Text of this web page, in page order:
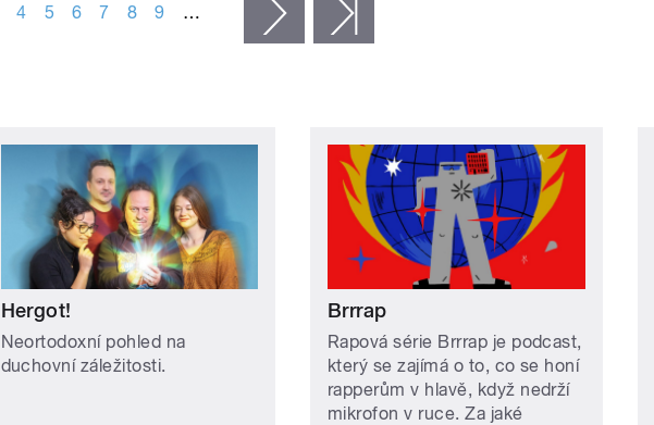
4 5 6 7 8 9 … následující ›
Hergot!
Neortodoxní pohled na
duchovní záležitosti.
Brrrap
Rapová série Brrrap je podcast,
který se zajímá o to, co se honí
rapperům v hlavě, když nedrží
mikrofon v ruce. Za jaké